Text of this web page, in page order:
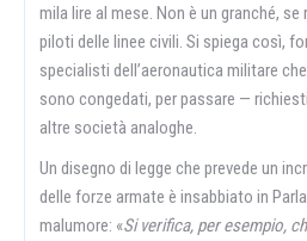
mila lire al mese. Non è un granché,
piloti delle linee civili. Si spiega così,
specialisti dell’aeronautica militare
sono congedati, per passare —
altre società analoghe.
Un disegno di legge che prevede un
delle forze armate è insabbiato in
malumore: «Si verifica, per esempio,